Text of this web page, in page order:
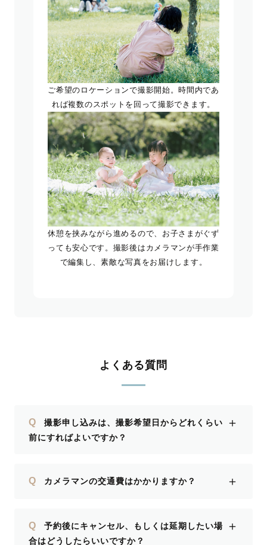
ご希望のロケーションで撮影開始。時間内であ
れば複数のスポットを回って撮影できます。
休憩を挟みながら進めるので、お子さまがぐず
っても安心です。撮影後はカメラマンが手作業
で編集し、素敵な写真をお届けします。
よくある質問
Q
撮影申し込みは、撮影希望日からどれくらい
前にすればよいですか？
＋
Q カメラマンの交通費はかかりますか？ ＋
Q
予約後にキャンセル、もしくは延期したい場
合はどうしたらいいですか？
＋